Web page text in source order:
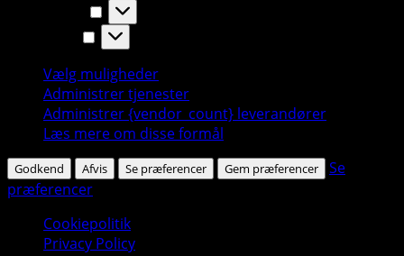
Statistikker
Marketing
Vælg muligheder
Administrer tjenester
Administrer {vendor_count} leverandører
Læs mere om disse formål
Godkend Afvis Se præferencer Gem præferencer
Se
præferencer
Cookiepolitik
Privacy Policy